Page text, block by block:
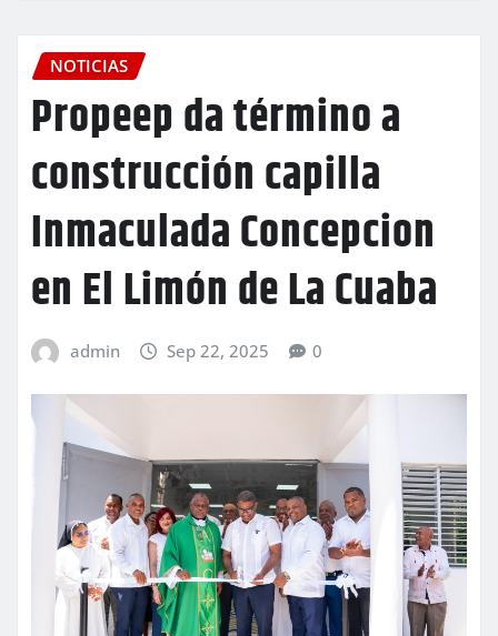
NOTICIAS
Propeep da término a
construcción capilla
Inmaculada Concepcion
en El Limón de La Cuaba
admin Sep 22, 2025 0